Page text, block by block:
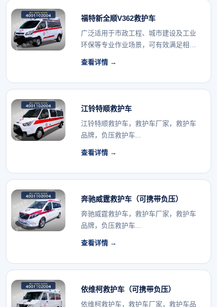
福特新全顺V362救护车
广泛适用于市政工程、城市建设及工业
环保等专业作业场景，可有效满足相关
查看详情 →
江铃特顺救护车
江铃特顺救护车，救护车厂家，救护车
品牌，负压救护车...
查看详情 →
奔驰威霆救护车（可携带负压）
奔驰威霆救护车，救护车厂家，救护车
品牌，负压救护车...
查看详情 →
依维柯救护车（可携带负压）
依维柯救护车，救护车厂家，救护车品